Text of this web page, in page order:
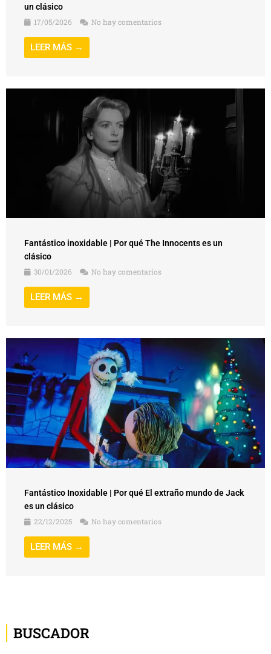
un clásico
17/05/2026
No hay comentarios
LEER MÁS →
Fantástico inoxidable | Por qué The Innocents es un
clásico
30/01/2026
No hay comentarios
LEER MÁS →
Fantástico Inoxidable | Por qué El extraño mundo de Jack
es un clásico
22/12/2025
No hay comentarios
LEER MÁS →
BUSCADOR